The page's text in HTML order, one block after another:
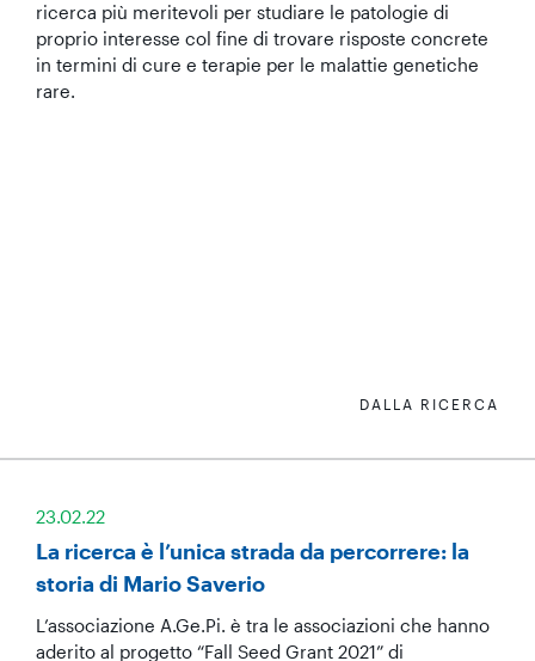
ricerca più meritevoli per studiare le patologie di
proprio interesse col fine di trovare risposte concrete
in termini di cure e terapie per le malattie genetiche
rare.
DALLA RICERCA
23.02.22
La ricerca è l’unica strada da percorrere: la
storia di Mario Saverio
L’associazione A.Ge.Pi. è tra le associazioni che hanno
aderito al progetto “Fall Seed Grant 2021” di